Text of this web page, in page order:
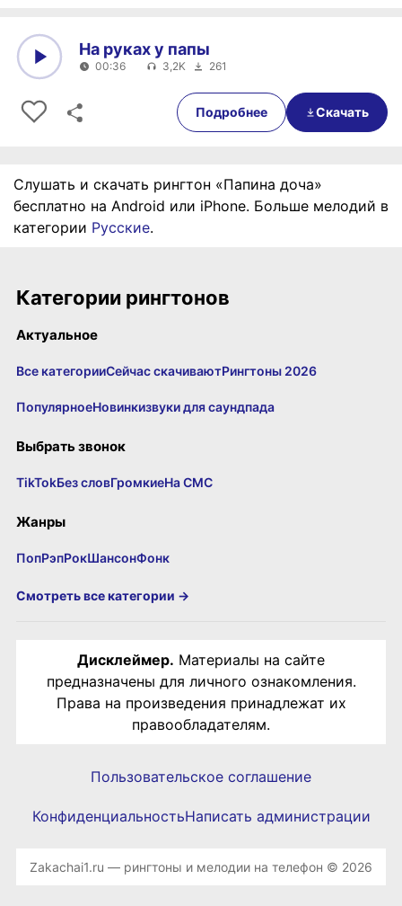
00:36
На руках у папы
00:36 3,2K 261
Подробнее Скачать
Слушать и скачать рингтон «Папина доча»
бесплатно на Android или iPhone. Больше мелодий в
категории Русские.
Категории рингтонов
Актуальное
Все категорииСейчас скачиваютРингтоны 2026
ПопулярноеНовинкизвуки для саундпада
Выбрать звонок
TikTokБез словГромкиеНа СМС
Жанры
ПопРэпРокШансонФонк
Смотреть все категории →
Дисклеймер. Материалы на сайте
предназначены для личного ознакомления.
Права на произведения принадлежат их
правообладателям.
Пользовательское соглашение
КонфиденциальностьНаписать администрации
Zakachai1.ru — рингтоны и мелодии на телефон © 2026